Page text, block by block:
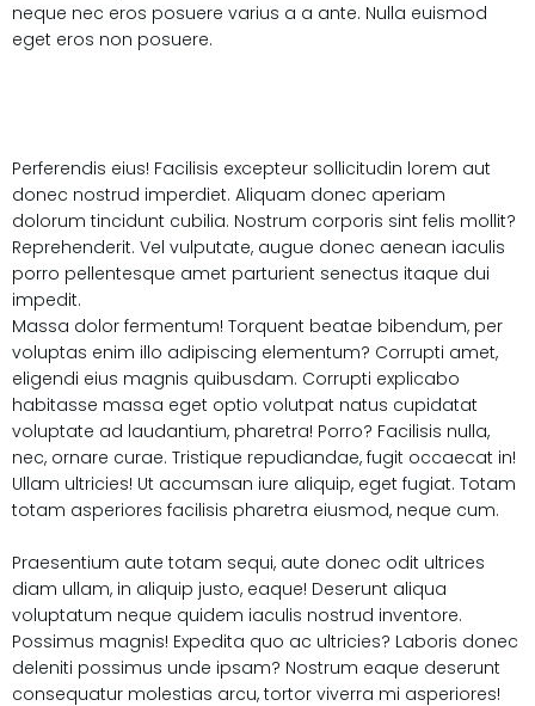
neque nec eros posuere varius a a ante. Nulla euismod
eget eros non posuere.
Perferendis eius! Facilisis excepteur sollicitudin lorem aut
donec nostrud imperdiet. Aliquam donec aperiam
dolorum tincidunt cubilia. Nostrum corporis sint felis mollit?
Reprehenderit. Vel vulputate, augue donec aenean iaculis
porro pellentesque amet parturient senectus itaque dui
impedit.
Massa dolor fermentum! Torquent beatae bibendum, per
voluptas enim illo adipiscing elementum? Corrupti amet,
eligendi eius magnis quibusdam. Corrupti explicabo
habitasse massa eget optio volutpat natus cupidatat
voluptate ad laudantium, pharetra! Porro? Facilisis nulla,
nec, ornare curae. Tristique repudiandae, fugit occaecat in!
Ullam ultricies! Ut accumsan iure aliquip, eget fugiat. Totam
totam asperiores facilisis pharetra eiusmod, neque cum.
Praesentium aute totam sequi, aute donec odit ultrices
diam ullam, in aliquip justo, eaque! Deserunt aliqua
voluptatum neque quidem iaculis nostrud inventore.
Possimus magnis! Expedita quo ac ultricies? Laboris donec
deleniti possimus unde ipsam? Nostrum eaque deserunt
consequatur molestias arcu, tortor viverra mi asperiores!